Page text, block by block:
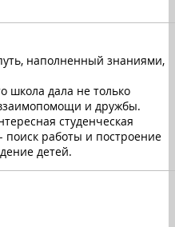
наполненный знаниями,
школа дала не только
и дружбы.
студенческая
поиск работы и построение
детей.